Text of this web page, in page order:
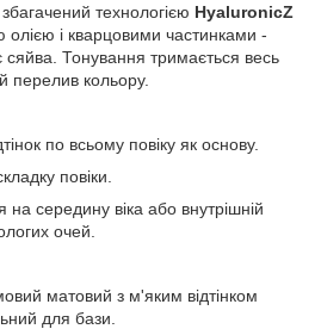
технологією HyaluronicZ
олією і кварцовими частинками -
сяйва. Тонування тримається весь
перелив кольору.
по всьому повіку як основу.
повіки.
на середину віка або внутрішній
очей.
матовий з м'яким відтінком
для бази.